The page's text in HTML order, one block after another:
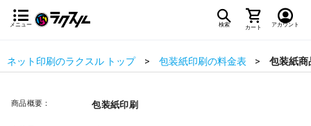
メニュー 検索 カート アカウント
ネット印刷のラクスル トップ 包装紙印刷の料金表 包装紙商
商品概要： 包装紙印刷